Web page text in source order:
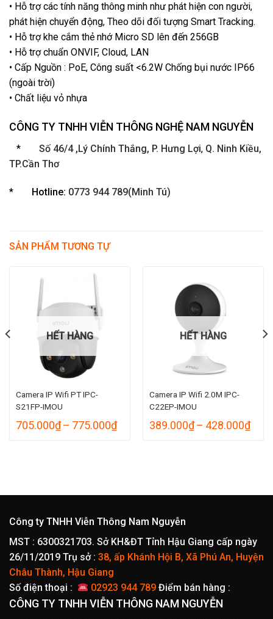
• Hỗ trợ các tính năng thông minh như phát hiện con người,
phát hiện chuyển động, Theo dõi đối tượng Smart Tracking.
• Hỗ trợ khe cắm thẻ nhớ Micro SD lên đến 256GB
• Hỗ trợ chuẩn ONVIF, Cloud, LAN
• Cấp Nguồn : PoE, Công suất <6.2W Chống bụi nước IP66
(ngoài trời)
• Chất liệu vỏ nhựa
CÔNG TY TNHH VIỄN THÔNG NGHỆ NAM NGUYỄN
* Số 46/4 ,Lý Chính Thắng, P. Hưng Lợi, Q. Ninh Kiều,
TP.Cần Thơ
* Hotline: 0773 944 789(Minh Tú)
SẢN PHẨM TƯƠNG TỰ
HẾT HÀNG
Camera IP Wifi PT IPC-
S21FP-IMOU
705.000₫ – 775.000₫Khoảng
giá:
HẾT HÀNG
Camera IP Wifi 2.0M IPC-
C22EP-IMOU
389.000₫ – 428.000₫
giá:
Công ty TNHH Viễn Thông Nam Nguyễn
MST : 6300321703. Sở KH&ĐT Tỉnh Hậu Giang cấp ngày
26/11/2019 Trụ sở : 38, ấp Khánh Hội B, Xã Phú An, Huyện
Châu Thành, Hậu Giang
Số điện thoại :
02923 944 789 Điểm bán hàng :
CÔNG TY TNHH VIỄN THÔNG NAM NGUYỄN